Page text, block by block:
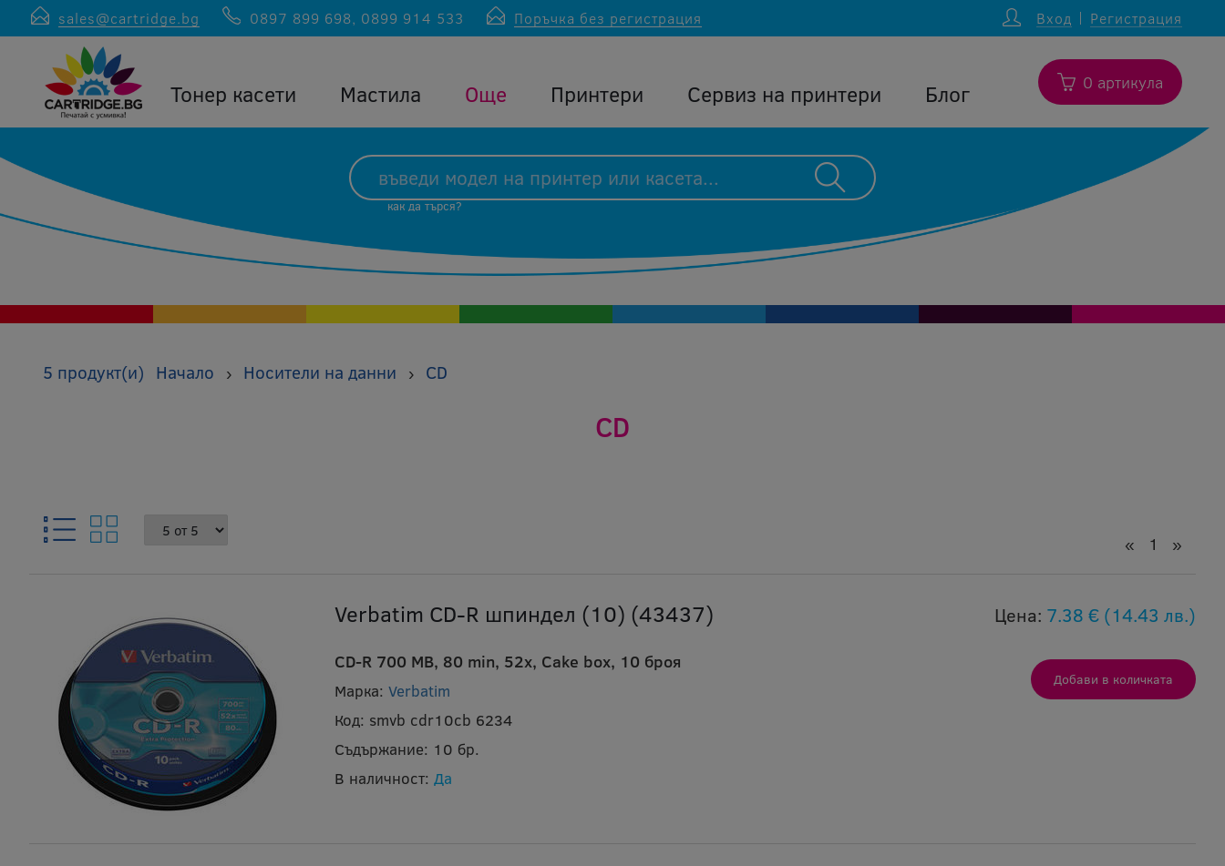
sales@cartridge.bg 0897 899 698, 0899 914 533 Поръчка без регистрация Вход Регистрация
Тонер касети Мастила Още Принтери Сервиз на принтери Блог 0 артикула
как да търся?
5 продукт(и) Начало › Носители на данни › CD
CD
« 1 »
Verbatim CD-R шпиндел (10) (43437)
CD-R 700 MB, 80 min, 52x, Cake box, 10 броя
Марка: Verbatim
Код: smvb cdr10cb 6234
Съдържание: 10 бр.
В наличност: Да
Цена: 7.38 € (14.43 лв.)